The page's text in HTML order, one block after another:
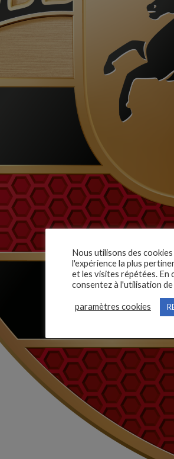
Nous utilisons des
l'expérience la plus
et les visites répétées. En
consentez à l'utilisation de
paramètres cookies